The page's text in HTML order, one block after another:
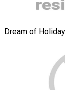
Dream of